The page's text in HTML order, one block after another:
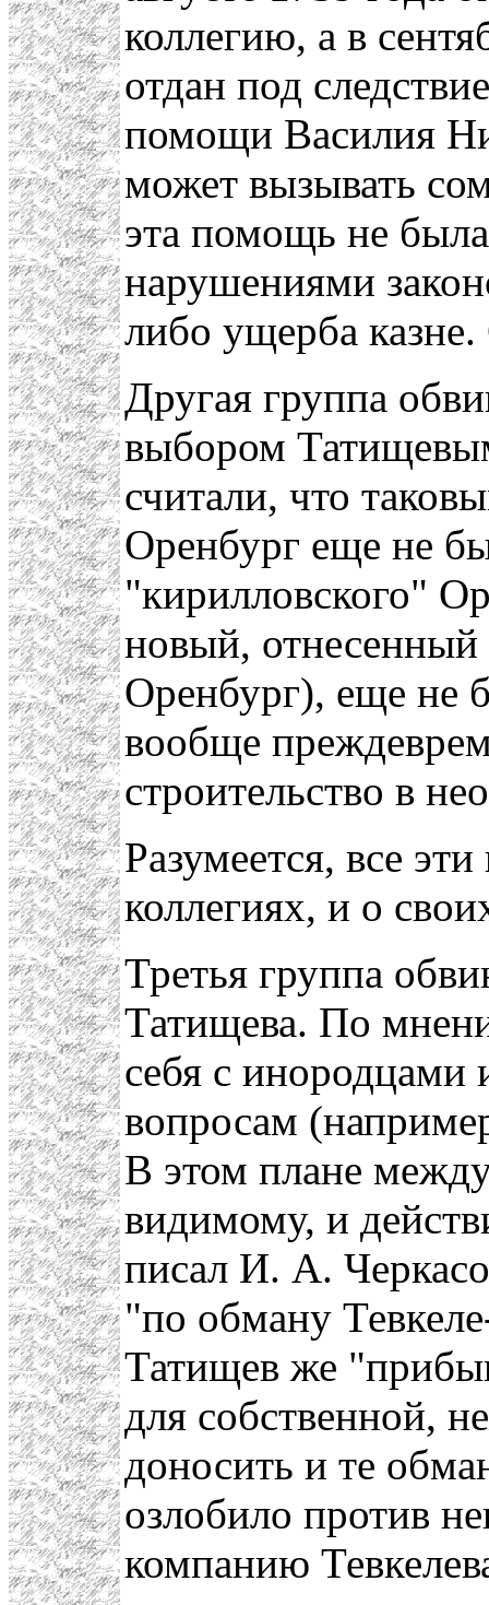
коллегию, а в
отдан под
помощи Василия
может вызывать
эта помощь не
нарушениями
либо ущерба
Другая группа
выбором
считали, что
Оренбург еще не
"кирилловского"
новый, отнесенный
Оренбург), еще не
вообще
строительство в
Разумеется, все
коллегиях, и о
Третья группа
Татищева. По
себя с инородцами
вопросам
В этом плане
видимому, и
писал И. А.
"по обману
Татищев же
для собственной,
доносить и те
озлобило против
компанию